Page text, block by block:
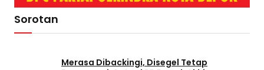
Sorotan
Merasa Dibackingi, Disegel Tetap